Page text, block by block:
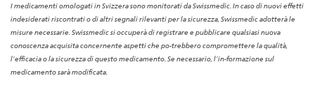
I medicamenti omologati in Svizzera sono monitorati da Swissmedic. In caso di nuovi effetti
indesiderati riscontrati o di altri segnali rilevanti per la sicurezza, Swissmedic adotterà le
misure necessarie. Swissmedic si occuperà di registrare e pubblicare qualsiasi nuova
conoscenza acquisita concernente aspetti che po-trebbero compromettere la qualità,
l’efficacia o la sicurezza di questo medicamento. Se necessario, l’in-formazione sul
medicamento sarà modificata.